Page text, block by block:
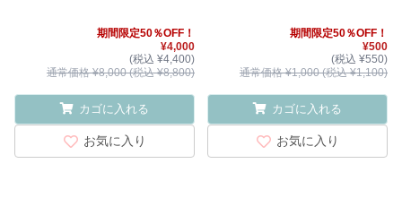
期間限定50％OFF！
¥4,000
(税込 ¥4,400)
通常価格 ¥8,000 (税込 ¥8,800)
カゴに入れる
お気に入り
期間限定50％OFF！
¥500
(税込 ¥550)
通常価格 ¥1,000 (税込 ¥1,100)
カゴに入れる
お気に入り